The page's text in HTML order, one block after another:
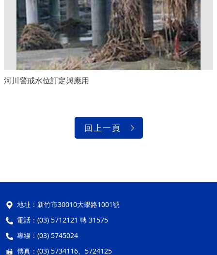
河川警戒水位訂定與應用
回上一頁
地址： 新竹市30010大學路1001號
電話： (03) 5712121 轉 31575
專線： (03) 5745024
傳真： (03) 5734116、5724125